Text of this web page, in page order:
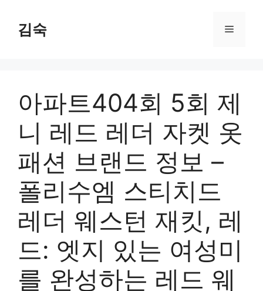
content
김숙 Menu
아파트404회 5회 제
니 레드 레더 자켓 옷
패션 브랜드 정보 –
폴리수엠 스티치드
레더 웨스턴 재킷, 레
드: 엣지 있는 여성미
를 완성하는 레드 웨